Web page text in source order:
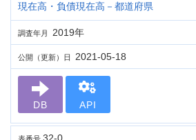
現在高・負債現在高－都道府県
調査年月 2019年
公開（更新）日 2021-05-18
DB API